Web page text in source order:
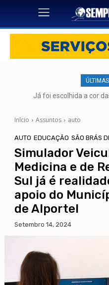
Já foi escolhida a cor
Início Assuntos auto
AUTO EDUCAÇÃO SÃO BRÁS
Simulador
Medicina e de
Sul já é
apoio do
de Alportel
Setembro 14, 2024